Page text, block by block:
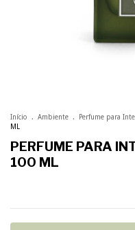
Início . Ambiente . Perfume para
ML
PERFUME PARA
100 ML